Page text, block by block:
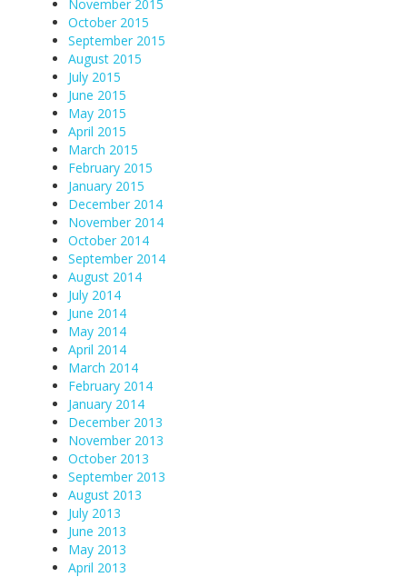
November 2015
October 2015
September 2015
August 2015
July 2015
June 2015
May 2015
April 2015
March 2015
February 2015
January 2015
December 2014
November 2014
October 2014
September 2014
August 2014
July 2014
June 2014
May 2014
April 2014
March 2014
February 2014
January 2014
December 2013
November 2013
October 2013
September 2013
August 2013
July 2013
June 2013
May 2013
April 2013